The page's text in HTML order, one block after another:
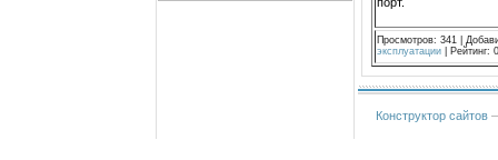
Просмотров: 341
эксплуатации
Рейтинг:
Конструктор сайтов